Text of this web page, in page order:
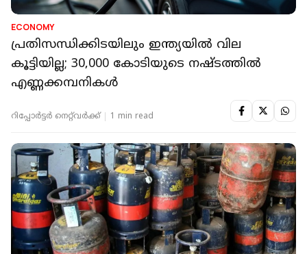
ECONOMY
പ്രതിസന്ധിക്കിടയിലും ഇന്ത്യയിൽ വില
കൂട്ടിയില്ല; 30,000 കോടിയുടെ നഷ്ടത്തിൽ
എണ്ണക്കമ്പനികൾ
റിപ്പോർട്ടർ നെറ്റ്‌വര്‍ക്ക്‌ 1 min read